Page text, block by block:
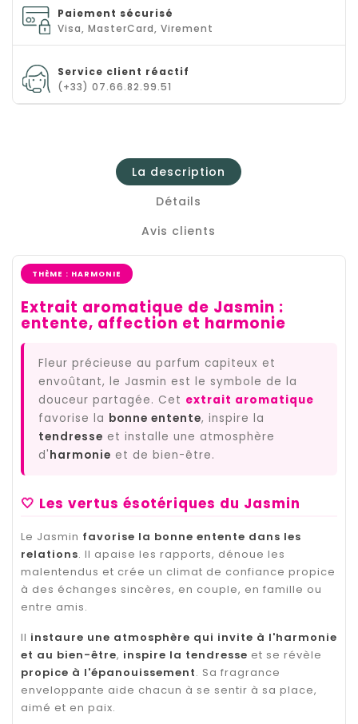
Paiement sécurisé
Visa, MasterCard, Virement
Service client réactif
(+33) 07.66.82.99.51
La description
Détails
Avis clients
THÈME : HARMONIE
Extrait aromatique de Jasmin :
entente, affection et harmonie
Fleur précieuse au parfum capiteux et
envoûtant, le Jasmin est le symbole de la
douceur partagée. Cet extrait aromatique
favorise la bonne entente, inspire la
tendresse et installe une atmosphère
d'harmonie et de bien-être.
🤍 Les vertus ésotériques du Jasmin
Le Jasmin favorise la bonne entente dans les
relations. Il apaise les rapports, dénoue les
malentendus et crée un climat de confiance propice
à des échanges sincères, en couple, en famille ou
entre amis.
Il instaure une atmosphère qui invite à l'harmonie
et au bien-être, inspire la tendresse et se révèle
propice à l'épanouissement. Sa fragrance
enveloppante aide chacun à se sentir à sa place,
aimé et en paix.